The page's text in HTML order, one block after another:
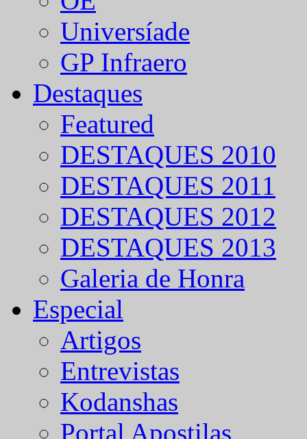
Universíade
GP Infraero
Destaques
Featured
DESTAQUES 2010
DESTAQUES 2011
DESTAQUES 2012
DESTAQUES 2013
Galeria de Honra
Especial
Artigos
Entrevistas
Kodanshas
Portal Apostilas